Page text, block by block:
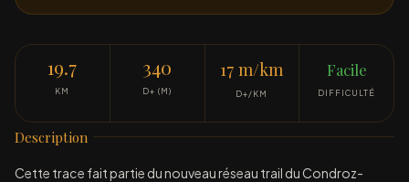
19.7
KM
340
D+ (M)
17 m/km
D+/KM
Facile
DIFFICULTÉ
Description
Cette trace fait partie du nouveau réseau trail du Condroz-